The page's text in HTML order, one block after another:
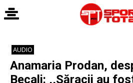
AUDIO
Anamaria Prodan,
Becali: ,,Săracii au